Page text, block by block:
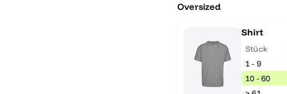
Oversized
Shirt
Stück
1 - 9
10 - 60